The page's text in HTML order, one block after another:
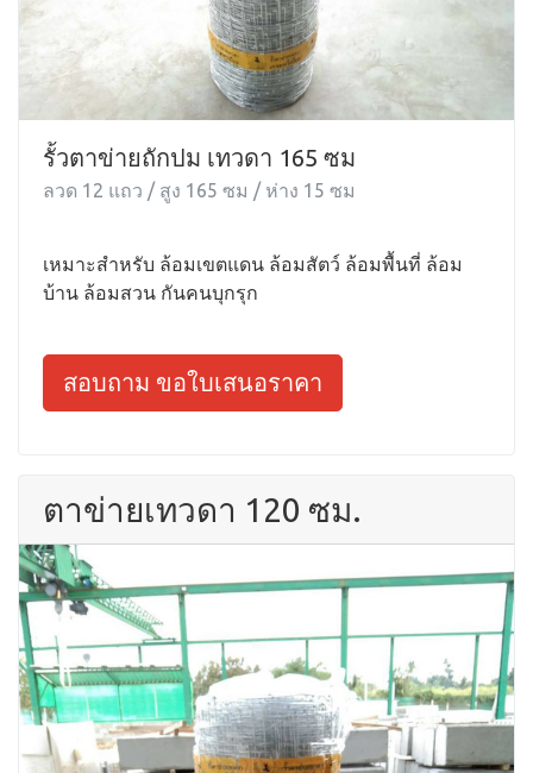
รั้วตาข่ายถักปม เทวดา 165 ซม
ลวด 12 แถว / สูง 165 ซม / ห่าง 15 ซม
เหมาะสำหรับ ล้อมเขตแดน ล้อมสัตว์ ล้อมพื้นที่ ล้อม
บ้าน ล้อมสวน กันคนบุกรุก
สอบถาม ขอใบเสนอราคา
ตาข่ายเทวดา 120 ซม.